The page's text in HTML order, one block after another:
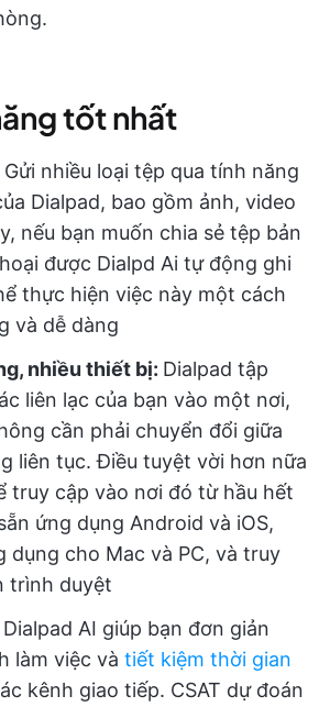
tốt nhất
Gửi nhiều loại tệp qua tính năng
Dialpad, bao gồm ảnh, video
nếu bạn muốn chia sẻ tệp bản
được Dialpd Ai tự động ghi
thực hiện việc này một cách
và dễ dàng
nhiều thiết bị: Dialpad tập
liên lạc của bạn vào một nơi,
cần phải chuyển đổi giữa
liên tục. Điều tuyệt vời hơn nữa
truy cập vào nơi đó từ hầu hết
ứng dụng Android và iOS,
dụng cho Mac và PC, và truy
trình duyệt
Dialpad AI giúp bạn đơn giản
làm việc và tiết kiệm thời gian
kênh giao tiếp. CSAT dự đoán